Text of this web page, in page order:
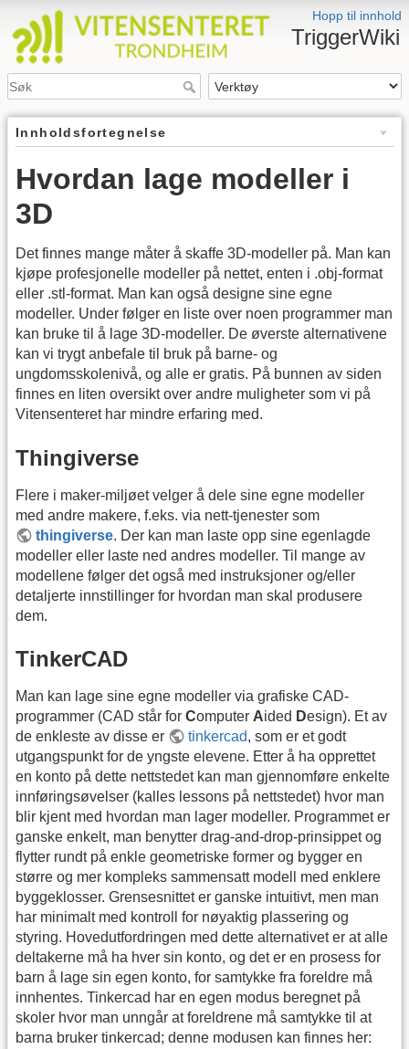
Hopp til innhold
TriggerWiki
Innholdsfortegnelse
Hvordan lage modeller i
3D
Det finnes mange måter å skaffe 3D-modeller på. Man kan
kjøpe profesjonelle modeller på nettet, enten i .obj-format
eller .stl-format. Man kan også designe sine egne
modeller. Under følger en liste over noen programmer man
kan bruke til å lage 3D-modeller. De øverste alternativene
kan vi trygt anbefale til bruk på barne- og
ungdomsskolenivå, og alle er gratis. På bunnen av siden
finnes en liten oversikt over andre muligheter som vi på
Vitensenteret har mindre erfaring med.
Thingiverse
Flere i maker-miljøet velger å dele sine egne modeller
med andre makere, f.eks. via nett-tjenester som
thingiverse. Der kan man laste opp sine egenlagde
modeller eller laste ned andres modeller. Til mange av
modellene følger det også med instruksjoner og/eller
detaljerte innstillinger for hvordan man skal produsere
dem.
TinkerCAD
Man kan lage sine egne modeller via grafiske CAD-
programmer (CAD står for Computer Aided Design). Et av
de enkleste av disse er
tinkercad, som er et godt
utgangspunkt for de yngste elevene. Etter å ha opprettet
en konto på dette nettstedet kan man gjennomføre enkelte
innføringsøvelser (kalles lessons på nettstedet) hvor man
blir kjent med hvordan man lager modeller. Programmet er
ganske enkelt, man benytter drag-and-drop-prinsippet og
flytter rundt på enkle geometriske former og bygger en
større og mer kompleks sammensatt modell med enklere
byggeklosser. Grensesnittet er ganske intuitivt, men man
har minimalt med kontroll for nøyaktig plassering og
styring. Hovedutfordringen med dette alternativet er at alle
deltakerne må ha hver sin konto, og det er en prosess for
barn å lage sin egen konto, for samtykke fra foreldre må
innhentes. Tinkercad har en egen modus beregnet på
skoler hvor man unngår at foreldrene må samtykke til at
barna bruker tinkercad; denne modusen kan finnes her: